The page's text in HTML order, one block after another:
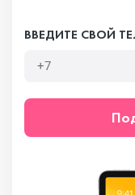
ВВЕДИТЕ СВОЙ